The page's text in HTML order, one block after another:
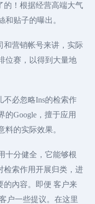
的！根据经营高端大气
和贴子的曝出。
和营销帐号来讲，实际
位赛，以得到大量地
不必忽略Ins的检索作
的Google，擅于应用
料的实际效果。
十分健全，它能够根
检索作用开展归类，进
的內容。即便 客户来
户一些提议。在这里